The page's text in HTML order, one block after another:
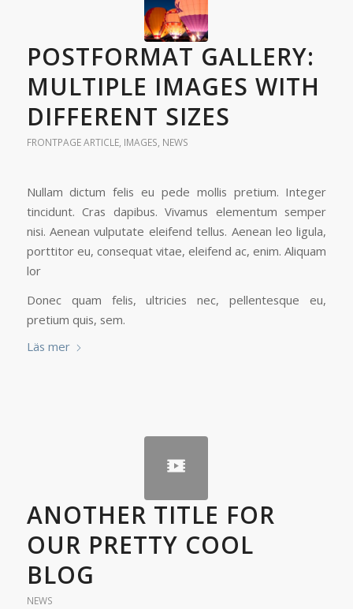
POSTFORMAT GALLERY:
MULTIPLE IMAGES WITH
DIFFERENT SIZES
FRONTPAGE ARTICLE, IMAGES, NEWS
Nullam dictum felis eu pede mollis pretium. Integer
tincidunt. Cras dapibus. Vivamus elementum semper
nisi. Aenean vulputate eleifend tellus. Aenean leo ligula,
porttitor eu, consequat vitae, eleifend ac, enim. Aliquam
lor
Donec quam felis, ultricies nec, pellentesque eu,
pretium quis, sem.
Läs mer
ANOTHER TITLE FOR
OUR PRETTY COOL
BLOG
NEWS